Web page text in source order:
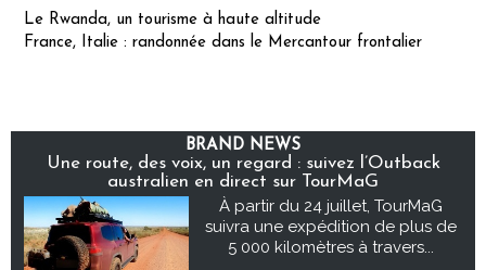
Le Rwanda, un tourisme à haute altitude
France, Italie : randonnée dans le Mercantour frontalier
BRAND NEWS
Une route, des voix, un regard : suivez l’Outback
australien en direct sur TourMaG
À partir du 24 juillet, TourMaG
suivra une expédition de plus de
5 000 kilomètres à travers...